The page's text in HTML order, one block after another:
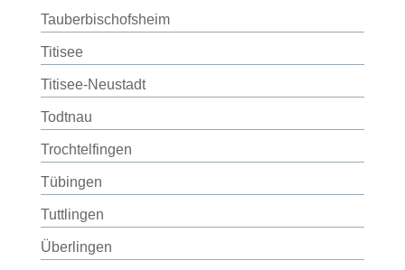
Tauberbischofsheim
Titisee
Titisee-Neustadt
Todtnau
Trochtelfingen
Tübingen
Tuttlingen
Überlingen